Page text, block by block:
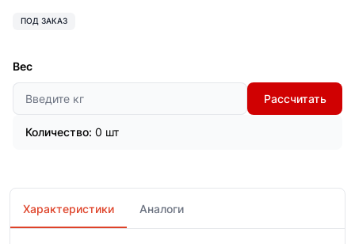
ПОД ЗАКАЗ
Вес
Рассчитать
Количество: 0 шт
Характеристики Аналоги